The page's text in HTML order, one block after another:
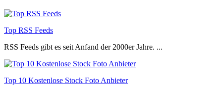
Top RSS Feeds
RSS Feeds gibt es seit Anfand der 2000er Jahre. ...
Top 10 Kostenlose Stock Foto Anbieter